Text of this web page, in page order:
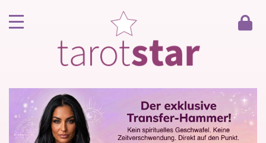
Kunde werden
Berater werden